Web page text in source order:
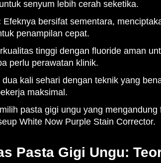
senyum lebih cerah seketika.
Efeknya bersifat sementara,
penampilan cepat.
tinggi dengan fluoride aman
perlu perawatan klinik.
dua kali sehari dengan teknik yang
maksimal.
pasta gigi ungu yang
White Now Purple Stain Corrector.
Pasta Gigi Ungu: